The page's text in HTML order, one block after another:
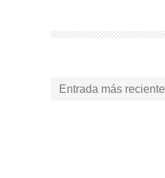
Entrada más reciente